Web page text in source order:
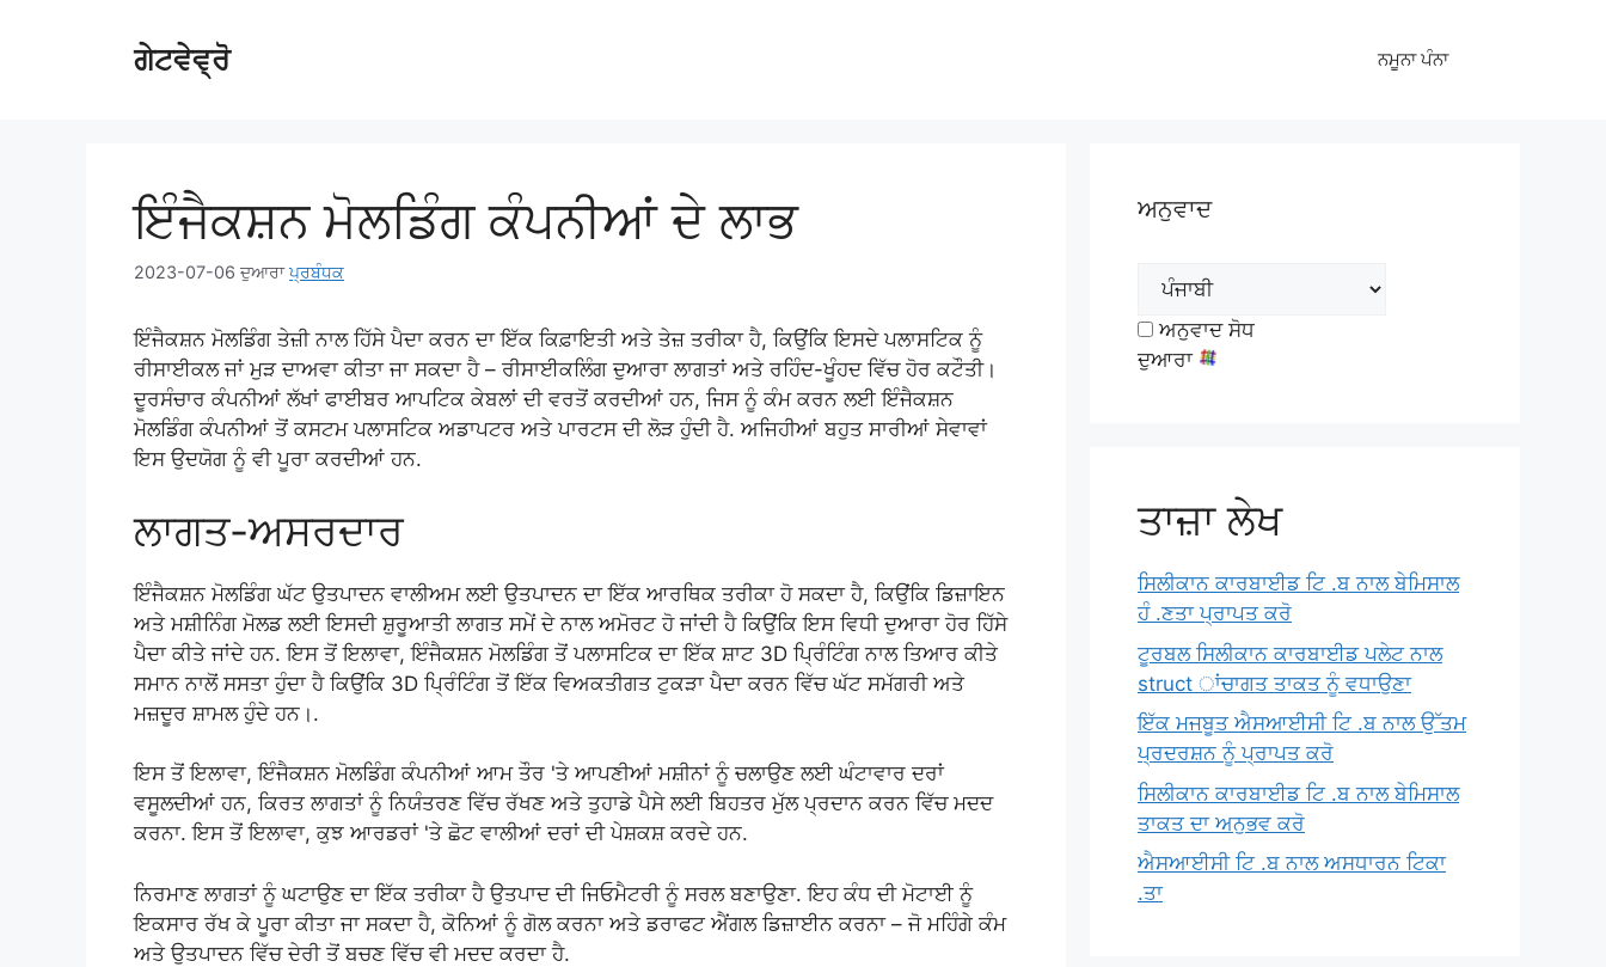
ਗੇਟਵੇਵ੍ਰੋ ਨਮੂਨਾ ਪੰਨਾ
ਇੰਜੈਕਸ਼ਨ ਮੋਲਡਿੰਗ ਕੰਪਨੀਆਂ ਦੇ ਲਾਭ
2023-07-06 ਦੁਆਰਾਪ੍ਰਬੰਧਕ
ਇੰਜੈਕਸ਼ਨ ਮੋਲਡਿੰਗ ਤੇਜ਼ੀ ਨਾਲ ਹਿੱਸੇ ਪੈਦਾ ਕਰਨ ਦਾ ਇੱਕ ਕਿਫ਼ਾਇਤੀ ਅਤੇ ਤੇਜ਼ ਤਰੀਕਾ ਹੈ, ਕਿਉਂਕਿ ਇਸਦੇ ਪਲਾਸਟਿਕ ਨੂੰ
ਰੀਸਾਈਕਲ ਜਾਂ ਮੁੜ ਦਾਅਵਾ ਕੀਤਾ ਜਾ ਸਕਦਾ ਹੈ – ਰੀਸਾਈਕਲਿੰਗ ਦੁਆਰਾ ਲਾਗਤਾਂ ਅਤੇ ਰਹਿੰਦ-ਖੂੰਹਦ ਵਿੱਚ ਹੋਰ ਕਟੌਤੀ।
ਦੂਰਸੰਚਾਰ ਕੰਪਨੀਆਂ ਲੱਖਾਂ ਫਾਈਬਰ ਆਪਟਿਕ ਕੇਬਲਾਂ ਦੀ ਵਰਤੋਂ ਕਰਦੀਆਂ ਹਨ, ਜਿਸ ਨੂੰ ਕੰਮ ਕਰਨ ਲਈ ਇੰਜੈਕਸ਼ਨ
ਮੋਲਡਿੰਗ ਕੰਪਨੀਆਂ ਤੋਂ ਕਸਟਮ ਪਲਾਸਟਿਕ ਅਡਾਪਟਰ ਅਤੇ ਪਾਰਟਸ ਦੀ ਲੋੜ ਹੁੰਦੀ ਹੈ. ਅਜਿਹੀਆਂ ਬਹੁਤ ਸਾਰੀਆਂ ਸੇਵਾਵਾਂ
ਇਸ ਉਦਯੋਗ ਨੂੰ ਵੀ ਪੂਰਾ ਕਰਦੀਆਂ ਹਨ.
ਲਾਗਤ-ਅਸਰਦਾਰ
ਇੰਜੈਕਸ਼ਨ ਮੋਲਡਿੰਗ ਘੱਟ ਉਤਪਾਦਨ ਵਾਲੀਅਮ ਲਈ ਉਤਪਾਦਨ ਦਾ ਇੱਕ ਆਰਥਿਕ ਤਰੀਕਾ ਹੋ ਸਕਦਾ ਹੈ, ਕਿਉਂਕਿ ਡਿਜ਼ਾਇਨ
ਅਤੇ ਮਸ਼ੀਨਿੰਗ ਮੋਲਡ ਲਈ ਇਸਦੀ ਸ਼ੁਰੂਆਤੀ ਲਾਗਤ ਸਮੇਂ ਦੇ ਨਾਲ ਅਮੋਰਟ ਹੋ ਜਾਂਦੀ ਹੈ ਕਿਉਂਕਿ ਇਸ ਵਿਧੀ ਦੁਆਰਾ ਹੋਰ ਹਿੱਸੇ
ਪੈਦਾ ਕੀਤੇ ਜਾਂਦੇ ਹਨ. ਇਸ ਤੋਂ ਇਲਾਵਾ, ਇੰਜੈਕਸ਼ਨ ਮੋਲਡਿੰਗ ਤੋਂ ਪਲਾਸਟਿਕ ਦਾ ਇੱਕ ਸ਼ਾਟ 3D ਪ੍ਰਿੰਟਿੰਗ ਨਾਲ ਤਿਆਰ ਕੀਤੇ
ਸਮਾਨ ਨਾਲੋਂ ਸਸਤਾ ਹੁੰਦਾ ਹੈ ਕਿਉਂਕਿ 3D ਪ੍ਰਿੰਟਿੰਗ ਤੋਂ ਇੱਕ ਵਿਅਕਤੀਗਤ ਟੁਕੜਾ ਪੈਦਾ ਕਰਨ ਵਿੱਚ ਘੱਟ ਸਮੱਗਰੀ ਅਤੇ
ਮਜ਼ਦੂਰ ਸ਼ਾਮਲ ਹੁੰਦੇ ਹਨ।.
ਇਸ ਤੋਂ ਇਲਾਵਾ, ਇੰਜੈਕਸ਼ਨ ਮੋਲਡਿੰਗ ਕੰਪਨੀਆਂ ਆਮ ਤੌਰ 'ਤੇ ਆਪਣੀਆਂ ਮਸ਼ੀਨਾਂ ਨੂੰ ਚਲਾਉਣ ਲਈ ਘੰਟਾਵਾਰ ਦਰਾਂ
ਵਸੂਲਦੀਆਂ ਹਨ, ਕਿਰਤ ਲਾਗਤਾਂ ਨੂੰ ਨਿਯੰਤਰਣ ਵਿੱਚ ਰੱਖਣ ਅਤੇ ਤੁਹਾਡੇ ਪੈਸੇ ਲਈ ਬਿਹਤਰ ਮੁੱਲ ਪ੍ਰਦਾਨ ਕਰਨ ਵਿੱਚ ਮਦਦ
ਕਰਨਾ. ਇਸ ਤੋਂ ਇਲਾਵਾ, ਕੁਝ ਆਰਡਰਾਂ 'ਤੇ ਛੋਟ ਵਾਲੀਆਂ ਦਰਾਂ ਦੀ ਪੇਸ਼ਕਸ਼ ਕਰਦੇ ਹਨ.
ਨਿਰਮਾਣ ਲਾਗਤਾਂ ਨੂੰ ਘਟਾਉਣ ਦਾ ਇੱਕ ਤਰੀਕਾ ਹੈ ਉਤਪਾਦ ਦੀ ਜਿਓਮੈਟਰੀ ਨੂੰ ਸਰਲ ਬਣਾਉਣਾ. ਇਹ ਕੰਧ ਦੀ ਮੋਟਾਈ ਨੂੰ
ਇਕਸਾਰ ਰੱਖ ਕੇ ਪੂਰਾ ਕੀਤਾ ਜਾ ਸਕਦਾ ਹੈ, ਕੋਨਿਆਂ ਨੂੰ ਗੋਲ ਕਰਨਾ ਅਤੇ ਡਰਾਫਟ ਐਂਗਲ ਡਿਜ਼ਾਈਨ ਕਰਨਾ – ਜੋ ਮਹਿੰਗੇ ਕੰਮ
ਅਤੇ ਉਤਪਾਦਨ ਵਿੱਚ ਦੇਰੀ ਤੋਂ ਬਚਣ ਵਿੱਚ ਵੀ ਮਦਦ ਕਰਦਾ ਹੈ.
ਅਨੁਵਾਦ
ਅਨੁਵਾਦ ਸੋਧ
ਦੁਆਰਾ
ਤਾਜ਼ਾ ਲੇਖ
ਸਿਲੀਕਾਨ ਕਾਰਬਾਈਡ ਟਿ .ਬ ਨਾਲ ਬੇਮਿਸਾਲ
ਹੰ .ਣਤਾ ਪ੍ਰਾਪਤ ਕਰੋ
ਟੂਰਬਲ ਸਿਲੀਕਾਨ ਕਾਰਬਾਈਡ ਪਲੇਟ ਨਾਲ
struct ਾਂਚਾਗਤ ਤਾਕਤ ਨੂੰ ਵਧਾਉਣਾ
ਇੱਕ ਮਜਬੂਤ ਐਸਆਈਸੀ ਟਿ .ਬ ਨਾਲ ਉੱਤਮ
ਪ੍ਰਦਰਸ਼ਨ ਨੂੰ ਪ੍ਰਾਪਤ ਕਰੋ
ਸਿਲੀਕਾਨ ਕਾਰਬਾਈਡ ਟਿ .ਬ ਨਾਲ ਬੇਮਿਸਾਲ
ਤਾਕਤ ਦਾ ਅਨੁਭਵ ਕਰੋ
ਐਸਆਈਸੀ ਟਿ .ਬ ਨਾਲ ਅਸਧਾਰਨ ਟਿਕਾ
.ਤਾ